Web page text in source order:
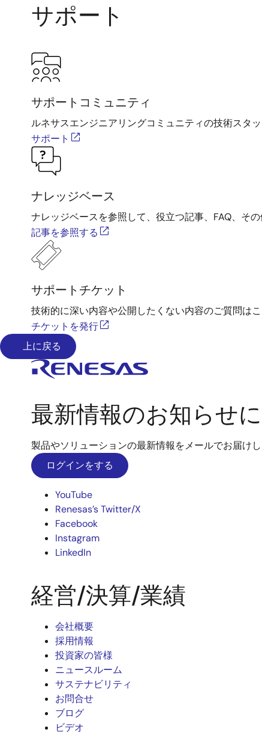
サポート
サポートコミュニティ
ルネサスエンジニアリングコミュニティの技術スタ
サポート
ナレッジベース
ナレッジベースを参照して、役立つ記事、FAQ、そ
記事を参照する
サポートチケット
技術的に深い内容や公開したくない内容のご質問はこ
チケットを発行
上に戻る
最新情報のお知らせ
製品やソリューションの最新情報をメールでお届けし
ログインをする
YouTube
Renesas’s Twitter/X
Facebook
Instagram
LinkedIn
経営/決算/業績
会社概要
採用情報
投資家の皆様
ニュースルーム
サステナビリティ
お問合せ
ブログ
ビデオ